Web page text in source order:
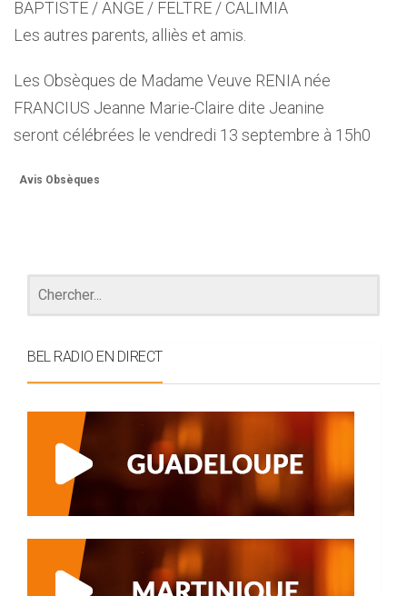
BAPTISTE / ANGE / FELTRE / CALIMIA
Les autres parents, alliès et amis.
Les Obsèques de Madame Veuve RENIA née
FRANCIUS Jeanne Marie-Claire dite Jeanine
seront célébrées le vendredi 13 septembre à 15h0
Avis Obsèques
BEL RADIO EN DIRECT